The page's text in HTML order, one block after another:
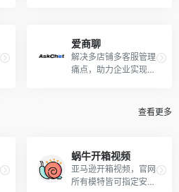
爱商聊
解决多店铺多客服管理
痛点，助力企业实现全
查看更多
蜗牛开箱视频
亚马逊开箱视频，官网
所有模特皆可指定安排